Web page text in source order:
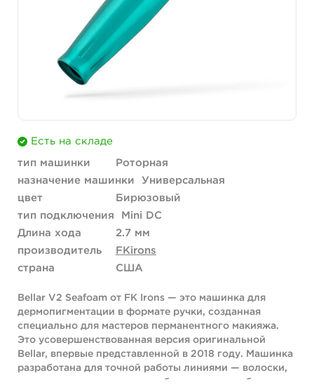
Есть на складе
тип машинки
Роторная
назначение машинки
Универсальная
цвет
Бирюзовый
тип подключения
Mini DC
Длина хода
2.7 мм
производитель
FKirons
страна
США
Bellar V2 Seafoam от FK Irons — это машинка для
дермопигментации в формате ручки, созданная
специально для мастеров перманентного макияжа.
Это усовершенствованная версия оригинальной
Bellar, впервые представленной в 2018 году. Машинка
разработана для точной работы линиями — волоски,
стрелки, тонкие линии — и обеспечивает стабильные